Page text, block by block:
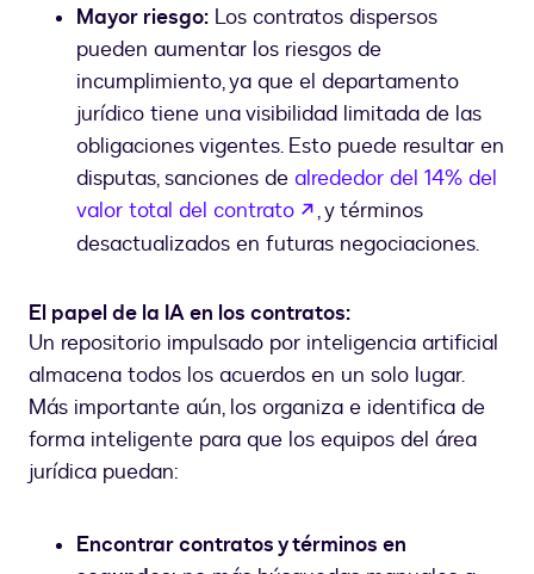
Mayor riesgo: Los contratos dispersos
pueden aumentar los riesgos de
incumplimiento, ya que el departamento
jurídico tiene una visibilidad limitada de las
obligaciones vigentes. Esto puede resultar en
disputas, sanciones de alrededor del 14% del
valor total del contrato
abre em uma nova
, y términos
desactualizados en futuras negociaciones.
El papel de la IA en los contratos:
Un repositorio impulsado por inteligencia artificial
almacena todos los acuerdos en un solo lugar.
Más importante aún, los organiza e identifica de
forma inteligente para que los equipos del área
jurídica puedan:
Encontrar contratos y términos en